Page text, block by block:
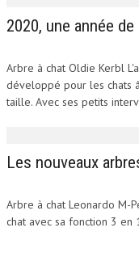
2020, une année
Arbre à chat Oldie Kerbl
développé pour les chats
taille. Avec ses petits
Les nouveaux
Arbre à chat Leonardo M-
chat avec sa fonction 3